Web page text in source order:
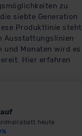
zu
siebte Generation
Produktlinie steht
Ausstattungslinien
und Monaten wird es
Hier erfahren
heute
%